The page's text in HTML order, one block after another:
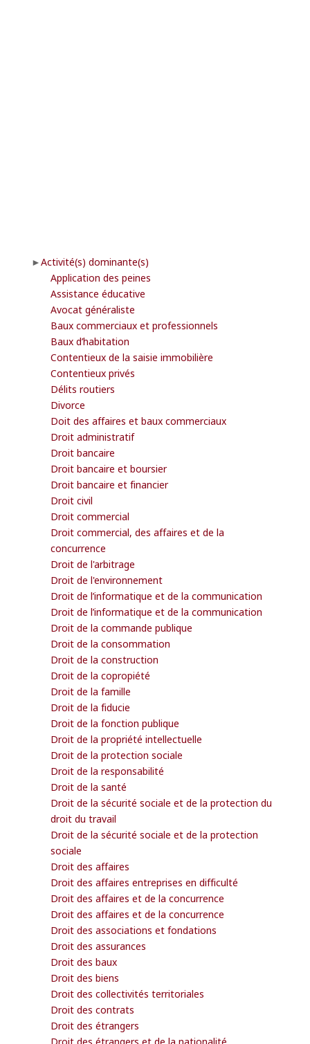
Activité(s) dominante(s)
Application des peines
Assistance éducative
Avocat généraliste
Baux commerciaux et professionnels
Baux d’habitation
Contentieux de la saisie immobilière
Contentieux privés
Délits routiers
Divorce
Doit des affaires et baux commerciaux
Droit administratif
Droit bancaire
Droit bancaire et boursier
Droit bancaire et financier
Droit civil
Droit commercial
Droit commercial, des affaires et de la
concurrence
Droit de l'arbitrage
Droit de l'environnement
Droit de l’informatique et de la communication
Droit de l’informatique et de la communication
Droit de la commande publique
Droit de la consommation
Droit de la construction
Droit de la copropiété
Droit de la famille
Droit de la fiducie
Droit de la fonction publique
Droit de la propriété intellectuelle
Droit de la protection sociale
Droit de la responsabilité
Droit de la santé
Droit de la sécurité sociale et de la protection du
droit du travail
Droit de la sécurité sociale et de la protection
sociale
Droit des affaires
Droit des affaires entreprises en difficulté
Droit des affaires et de la concurrence
Droit des affaires et de la concurrence
Droit des associations et fondations
Droit des assurances
Droit des baux
Droit des biens
Droit des collectivités territoriales
Droit des contrats
Droit des étrangers